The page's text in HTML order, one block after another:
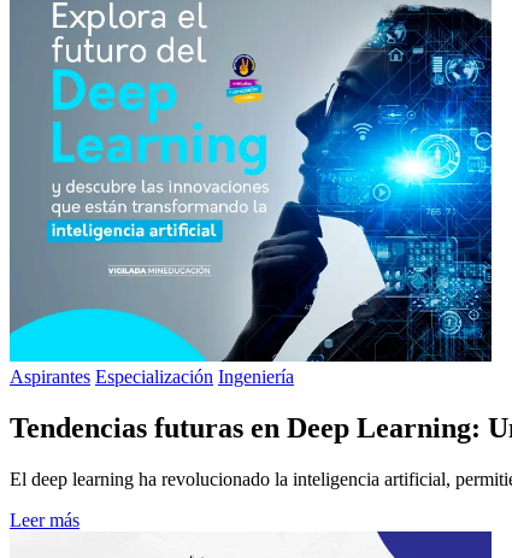
Aspirantes Especialización Ingeniería
Tendencias futuras en Deep Learning:
El deep learning ha revolucionado la inteligencia artificial,
Leer más